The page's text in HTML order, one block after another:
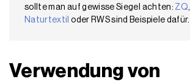
sollte man auf gewisse Siegel achten: ZQ,
Naturtextil oder RWS sind Beispiele dafür.
Verwendung von